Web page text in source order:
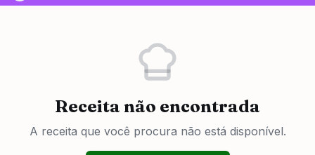
Receita não encontrada
A receita que você procura não está disponível.